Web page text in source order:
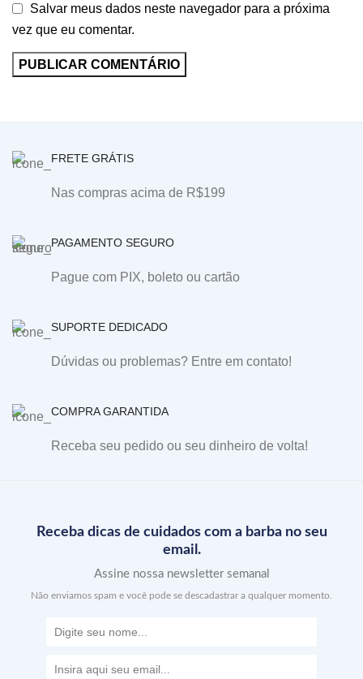
Salvar meus dados neste navegador para a próxima
vez que eu comentar.
FRETE GRÁTIS
Nas compras acima de R$199
PAGAMENTO SEGURO
Pague com PIX, boleto ou cartão
SUPORTE DEDICADO
Dúvidas ou problemas? Entre em contato!
COMPRA GARANTIDA
Receba seu pedido ou seu dinheiro de volta!
Receba dicas de cuidados com a barba no seu
email.
Assine nossa newsletter semanal
Não enviamos spam e você pode se descadastrar a qualquer momento.